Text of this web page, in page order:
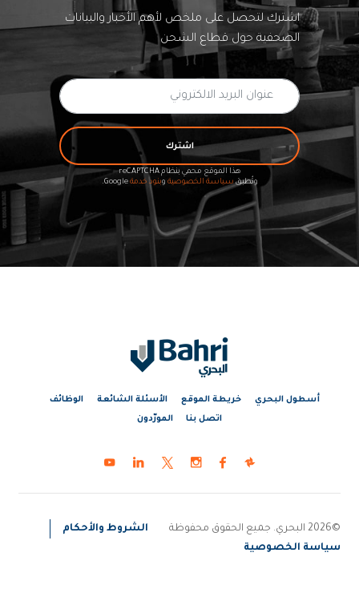
اشترك لتحصل على ملخص لأهم الأخبار والبيانات
الصحفية حول قطاع الشحن
اشترك
هذا الموقع محمي بنظام reCAPTCHA
وتُطبقسياسة الخصوصية وبنود خدمةGoogle.
أسطول البحري خريطة الموقع الأسئلة الشائعة
الوظائف
اتصل بنا
المورّدون
©2026 البحري. جميع الحقوق محفوظة
الشروط والأحكام
سياسة الخصوصية